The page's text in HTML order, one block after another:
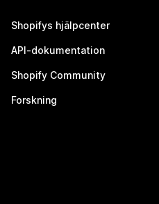
Shopifys hjälpcenter
API-dokumentation
Shopify Community
Forskning